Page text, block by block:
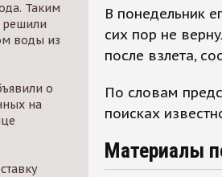
Таким
решили
воды из
о
на
В понедельник
сих пор не
после взлета,
По словам
поисках
Материалы